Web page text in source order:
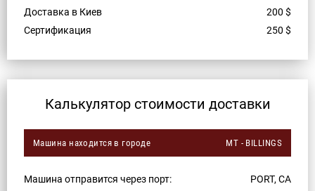
Доставка в Киев
200 $
Сертификация
250 $
Калькулятор стоимости доставки
Машина находится в городе MT - BILLINGS
Машина отправится через порт:
PORT, CA